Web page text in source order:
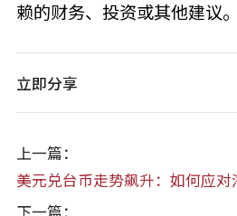
赖的财务、投资或其他建议。
立即分享
上一篇：
美元兑台币走势飙升：如何应对